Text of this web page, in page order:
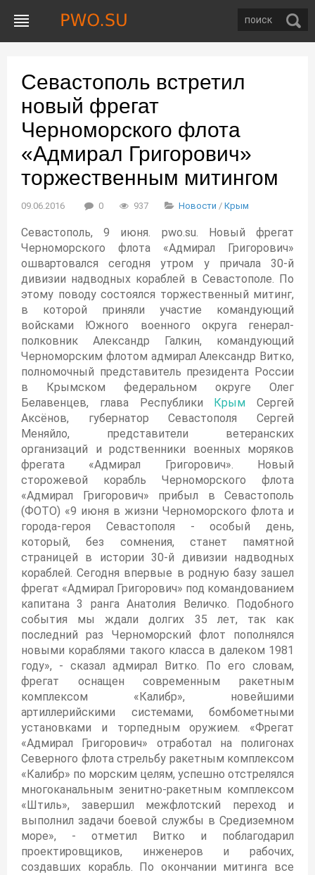
Севастополь встретил
новый фрегат
Черноморского флота
«Адмирал Григорович»
торжественным митингом
09.06.2016 0 937 Новости / Крым
Севастополь, 9 июня. pwo.su. Новый фрегат
Черноморского флота «Адмирал Григорович»
ошвартовался сегодня утром у причала 30-й
дивизии надводных кораблей в Севастополе. По
этому поводу состоялся торжественный митинг,
в которой приняли участие командующий
войсками Южного военного округа генерал-
полковник Александр Галкин, командующий
Черноморским флотом адмирал Александр Витко,
полномочный представитель президента России
в Крымском федеральном округе Олег
Белавенцев, глава Республики Крым Сергей
Аксёнов, губернатор Севастополя Сергей
Меняйло, представители ветеранских
организаций и родственники военных моряков
фрегата «Адмирал Григорович». Новый
сторожевой корабль Черноморского флота
«Адмирал Григорович» прибыл в Севастополь
(ФОТО) «9 июня в жизни Черноморского флота и
города-героя Севастополя - особый день,
который, без сомнения, станет памятной
страницей в истории 30-й дивизии надводных
кораблей. Сегодня впервые в родную базу зашел
фрегат «Адмирал Григорович» под командованием
капитана 3 ранга Анатолия Величко. Подобного
события мы ждали долгих 35 лет, так как
последний раз Черноморский флот пополнялся
новыми кораблями такого класса в далеком 1981
году», - сказал адмирал Витко. По его словам,
фрегат оснащен современным ракетным
комплексом «Калибр», новейшими
артиллерийскими системами, бомбометными
установками и торпедным оружием. «Фрегат
«Адмирал Григорович» отработал на полигонах
Северного флота стрельбу ракетным комплексом
«Калибр» по морским целям, успешно отстрелялся
многоканальным зенитно-ракетным комплексом
«Штиль», завершил межфлотский переход и
выполнил задачи боевой службы в Средиземном
море», - отметил Витко и поблагодарил
проектировщиков, инженеров и рабочих,
создавших корабль. По окончании митинга все